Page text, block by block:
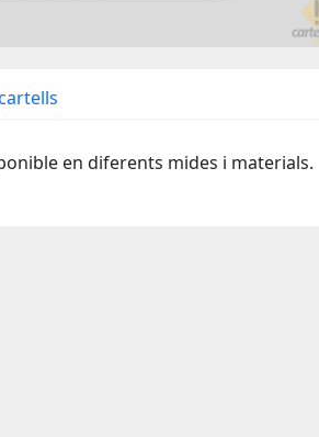
en diferents mides i materials.